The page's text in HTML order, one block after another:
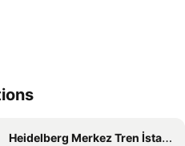
Heidelberg Merkez Tren İstasyonu